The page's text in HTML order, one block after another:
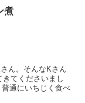
煮
ん。そんなKさん
てくださいまし
通にいちじく食べ